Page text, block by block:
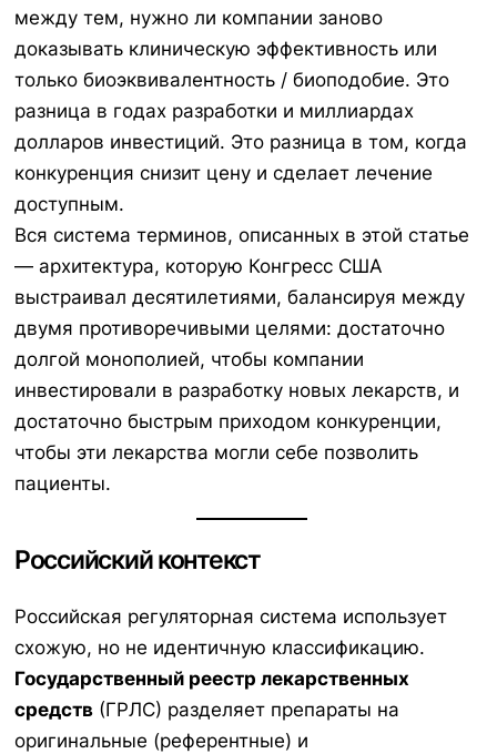
между тем, нужно ли компании заново
доказывать клиническую эффективность или
только биоэквивалентность / биоподобие. Это
разница в годах разработки и миллиардах
долларов инвестиций. Это разница в том, когда
конкуренция снизит цену и сделает лечение
доступным.
Вся система терминов, описанных в этой статье
— архитектура, которую Конгресс США
выстраивал десятилетиями, балансируя между
двумя противоречивыми целями: достаточно
долгой монополией, чтобы компании
инвестировали в разработку новых лекарств, и
достаточно быстрым приходом конкуренции,
чтобы эти лекарства могли себе позволить
пациенты.
Российский контекст
Российская регуляторная система использует
схожую, но не идентичную классификацию.
Государственный реестр лекарственных
средств (ГРЛС) разделяет препараты на
оригинальные (референтные) и